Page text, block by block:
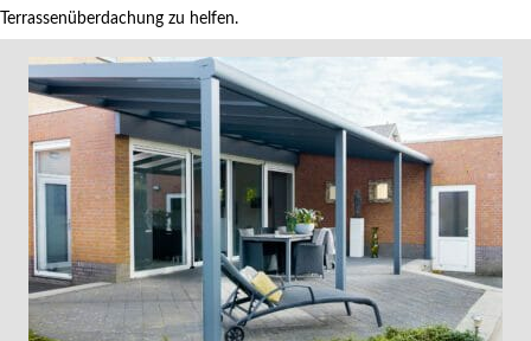
Terrassenüberdachung zu helfen.